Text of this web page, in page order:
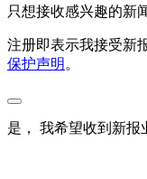
只想接收感兴趣的新
注册即表示我接受新
保护声明 。
是， 我希望收到新报